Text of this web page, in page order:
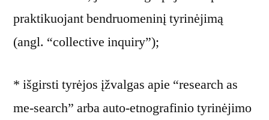
praktikuojant bendruomeninį tyrinėjimą
(angl. “collective inquiry”);
* išgirsti tyrėjos įžvalgas apie “research as
me-search” arba auto-etnografinio tyrinėjimo